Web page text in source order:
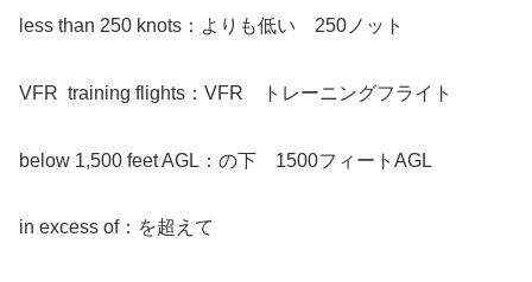
less than 250 knots：よりも低い 250ノット
VFR training flights：VFR トレーニングフライト
below 1,500 feet AGL：の下 1500フィートAGL
in excess of：を超えて